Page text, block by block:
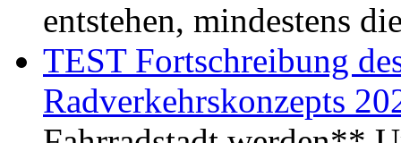
entstehen, mindestens
TEST Fortschreibung
Radverkehrskonzepts